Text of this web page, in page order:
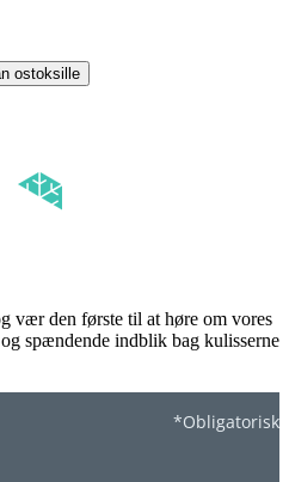
ostoksille
vær den første til at høre om vores
spændende indblik bag kulisserne
*Obligatorisk